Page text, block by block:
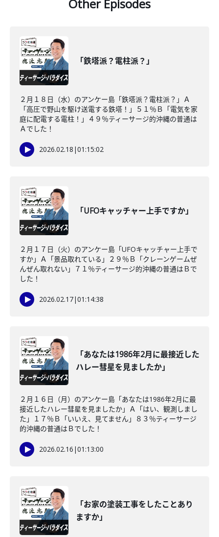
Other Episodes
「鉄塔派？電柱派？」
２月１８日（水）のアンケー島「鉄塔派？電柱派？」Ａ
「高圧で野山を駆け送電する鉄塔！」５１％Ｂ「電気を家
庭に配電する電柱！」４９％ティーサージ的沖縄の普通は
Ａでした！
2026.02.18 |01:15:02
「UFOキャッチャー上手ですか」
２月１７日（火）のアンケー島「UFOキャッチャー上手で
すか」Ａ「景品取れている」２９％Ｂ「クレーンゲームぜ
んぜん取れない」７１％ティーサージ的沖縄の普通はＢで
した！
2026.02.17|01:14:38
「あなたは1986年2月に最接近した
ハレー彗星を見ましたか」
２月１６日（月）のアンケー島「あなたは1986年2月に最
接近したハレー彗星を見ましたか」Ａ「はい、観測しまし
た」１７％Ｂ「いいえ、見てません」８３％ティーサージ
的沖縄の普通はＢでした！
2026.02.16 |01:13:00
「お家の塗装工事をしたことあり
ますか」